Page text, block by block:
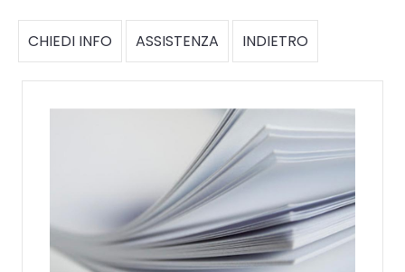
CHIEDI INFO ASSISTENZA INDIETRO